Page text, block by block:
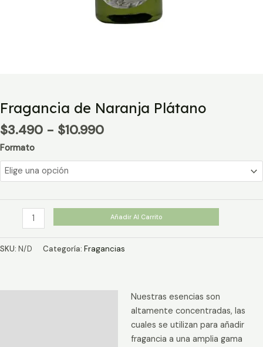
Fragancia de Naranja Plátano
$3.490 - $10.990Rango
precios:
$3.490
hasta
$10.990
Formato
Fragancia
Naranja
Añadir Al Carrito
SKU: N/D Categoría: Fragancias
Nuestras esencias son
altamente concentradas, las
cuales se utilizan para añadir
fragancia a una amplia gama